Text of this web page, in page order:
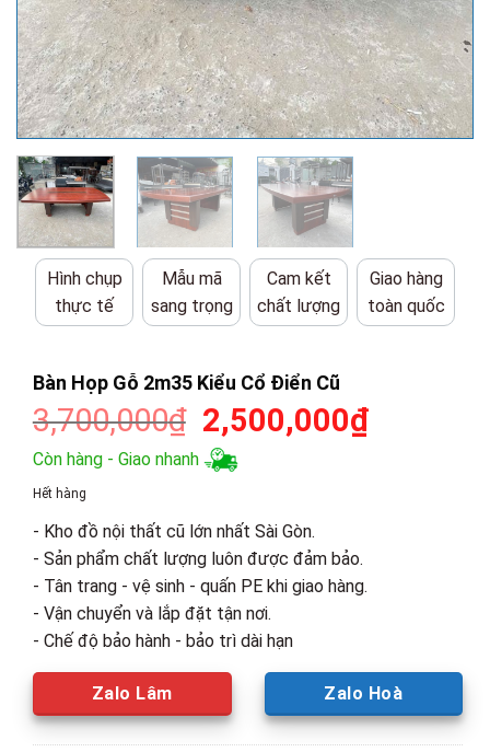
Hình chụp
thực tế
Mẫu mã
sang trọng
Cam kết
chất lượng
Giao hàng
toàn quốc
Bàn Họp Gỗ 2m35 Kiểu Cổ Điển Cũ
3,700,000₫ Giá
gốc
là:
2,500,000₫Giá
Còn hàng - Giao nhanh
Hết hàng
- Kho đồ nội thất cũ lớn nhất Sài Gòn.
- Sản phẩm chất lượng luôn được đảm bảo.
- Tân trang - vệ sinh - quấn PE khi giao hàng.
- Vận chuyển và lắp đặt tận nơi.
- Chế độ bảo hành - bảo trì dài hạn
Zalo Lâm Zalo Hoà